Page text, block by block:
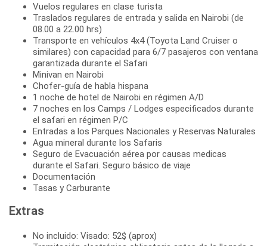
Vuelos regulares en clase turista
Traslados regulares de entrada y salida en Nairobi (de
08.00 a 22.00 hrs)
Transporte en vehículos 4x4 (Toyota Land Cruiser o
similares) con capacidad para 6/7 pasajeros con ventana
garantizada durante el Safari
Minivan en Nairobi
Chofer-guía de habla hispana
1 noche de hotel de Nairobi en régimen A/D
7 noches en los Camps / Lodges especificados durante
el safari en régimen P/C
Entradas a los Parques Nacionales y Reservas Naturales
Agua mineral durante los Safaris
Seguro de Evacuación aérea por causas medicas
durante el Safari. Seguro básico de viaje
Documentación
Tasas y Carburante
Extras
No incluido: Visado: 52$ (aprox)